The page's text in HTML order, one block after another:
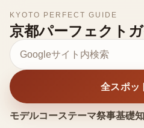
KYOTO PERFECT GUIDE
京都パーフェクト
モデルコーステーマ祭事基礎
サイト内検索
全スポッ